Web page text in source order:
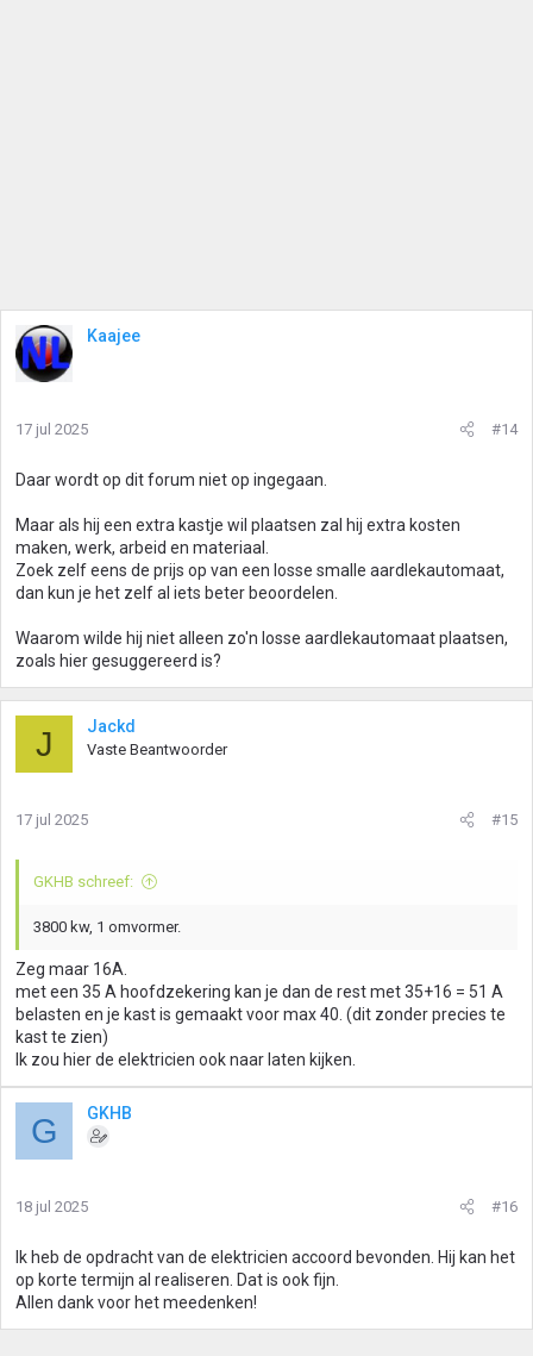
Kaajee
17 jul 2025 #14
Daar wordt op dit forum niet op ingegaan.
Maar als hij een extra kastje wil plaatsen zal hij extra kosten
maken, werk, arbeid en materiaal.
Zoek zelf eens de prijs op van een losse smalle aardlekautomaat,
dan kun je het zelf al iets beter beoordelen.
Waarom wilde hij niet alleen zo'n losse aardlekautomaat plaatsen,
zoals hier gesuggereerd is?
J Jackd
Vaste Beantwoorder
17 jul 2025 #15
GKHB schreef:
3800 kw, 1 omvormer.
Zeg maar 16A.
met een 35 A hoofdzekering kan je dan de rest met 35+16 = 51 A
belasten en je kast is gemaakt voor max 40. (dit zonder precies te
kast te zien)
Ik zou hier de elektricien ook naar laten kijken.
G GKHB
18 jul 2025 #16
Ik heb de opdracht van de elektricien accoord bevonden. Hij kan het
op korte termijn al realiseren. Dat is ook fijn.
Allen dank voor het meedenken!